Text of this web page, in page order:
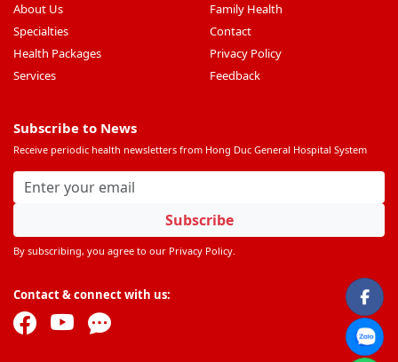
About Us
Specialties
Health Packages
Services
Family Health
Contact
Privacy Policy
Feedback
Subscribe to News
Receive periodic health newsletters from Hong Duc General Hospital System
Subscribe
By subscribing, you agree to our Privacy Policy.
Contact & connect with us: